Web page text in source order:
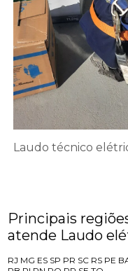
Laudo técnico
Principais
atende Laudo
RJ MG ES SP PR SC RS PE